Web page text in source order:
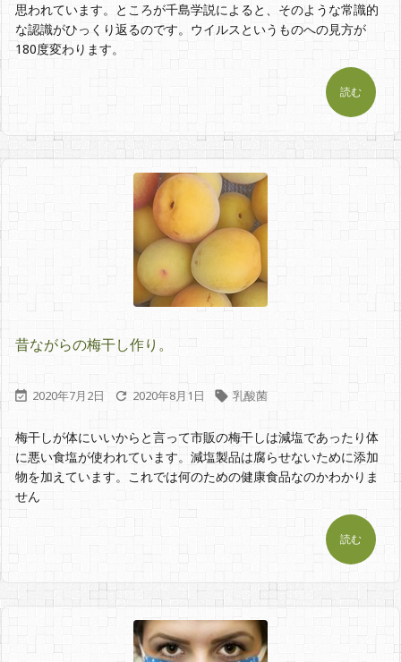
思われています。ところが千島学説によると、そのような常識的
な認識がひっくり返るのです。ウイルスというものへの見方が
180度変わります。
読む
昔ながらの梅干し作り。
 2020年7月2日  2020年8月1日  乳酸菌
梅干しが体にいいからと言って市販の梅干しは減塩であったり体
に悪い食塩が使われています。減塩製品は腐らせないために添加
物を加えています。これでは何のための健康食品なのかわかりま
せん
読む